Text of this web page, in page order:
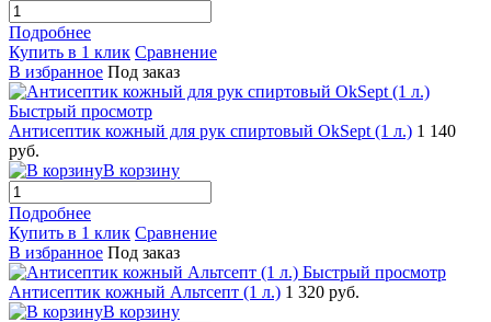
Подробнее
Купить в 1 клик Сравнение
В избранное Под заказ
Быстрый просмотр
Антисептик кожный для рук спиртовый ОkSept (1 л.) 1 140
руб.
В корзину
Подробнее
Купить в 1 клик Сравнение
В избранное Под заказ
Быстрый просмотр
Антисептик кожный Альтсепт (1 л.) 1 320 руб.
В корзину